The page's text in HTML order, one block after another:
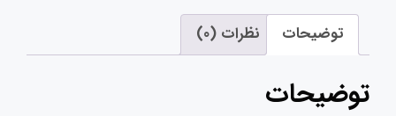
مدل
CG12081
120×80
توضیحات نظرات (0)
توضیحات